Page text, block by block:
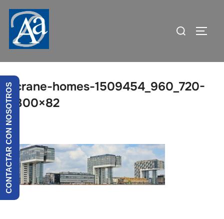
Saltar
contenido
Buscar:
crane-homes-1509454_960_720-
300×82
CONTACTAR CON NOSOTROS